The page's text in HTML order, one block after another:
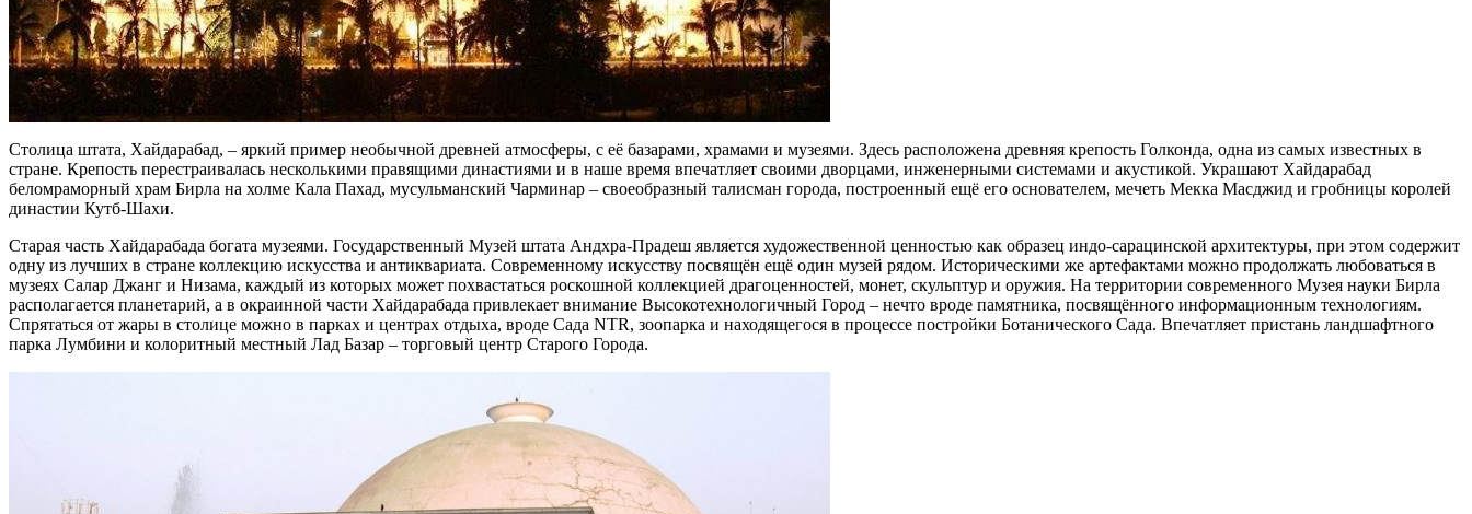
Столица штата, Хайдарабад, – яркий пример необычной древней атмосферы, с её базарами, храмами и музеями. Здесь расположена древняя крепость Голконда, одна из самых известных в
стране. Крепость перестраивалась несколькими правящими династиями и в наше время впечатляет своими дворцами, инженерными системами и акустикой. Украшают Хайдарабад
беломраморный храм Бирла на холме Кала Пахад, мусульманский Чарминар – своеобразный талисман города, построенный ещё его основателем, мечеть Мекка Масджид и гробницы королей
династии Кутб-Шахи.
Старая часть Хайдарабада богата музеями. Государственный Музей штата Андхра-Прадеш является художественной ценностью как образец индо-сарацинской архитектуры, при этом содержит
одну из лучших в стране коллекцию искусства и антиквариата. Современному искусству посвящён ещё один музей рядом. Историческими же артефактами можно продолжать любоваться в
музеях Салар Джанг и Низама, каждый из которых может похвастаться роскошной коллекцией драгоценностей, монет, скульптур и оружия. На территории современного Музея науки Бирла
располагается планетарий, а в окраинной части Хайдарабада привлекает внимание Высокотехнологичный Город – нечто вроде памятника, посвящённого информационным технологиям.
Спрятаться от жары в столице можно в парках и центрах отдыха, вроде Сада NTR, зоопарка и находящегося в процессе постройки Ботанического Сада. Впечатляет пристань ландшафтного
парка Лумбини и колоритный местный Лад Базар – торговый центр Старого Города.